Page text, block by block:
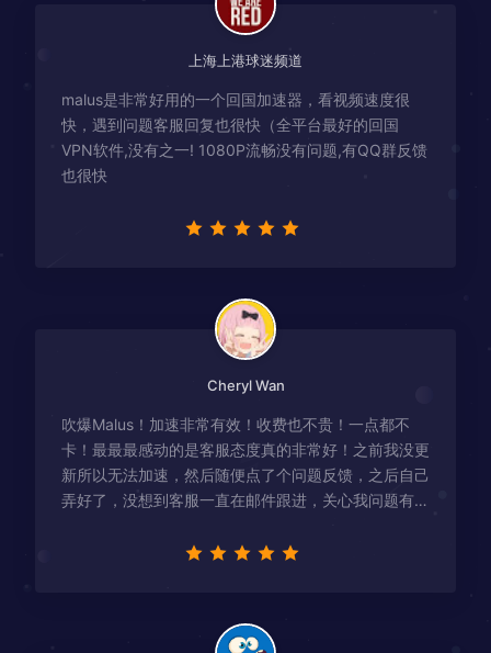
上海上港球迷频道
malus是非常好用的一个回国加速器，看视频速度很
快，遇到问题客服回复也很快（全平台最好的回国
VPN软件,没有之一! 1080P流畅没有问题,有QQ群反馈
也很快
Cheryl Wan
吹爆Malus！加速非常有效！收费也不贵！一点都不
卡！最最最感动的是客服态度真的非常好！之前我没更
新所以无法加速，然后随便点了个问题反馈，之后自己
弄好了，没想到客服一直在邮件跟进，关心我问题有没